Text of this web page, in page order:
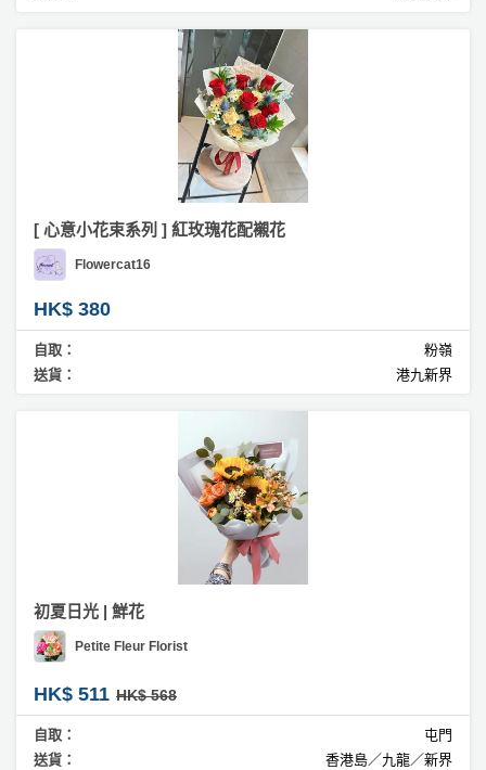
[ 心意小花束系列 ] 紅玫瑰花配襯花
Flowercat16
HK$ 380
自取：
粉嶺
送貨：
港九新界
初夏日光 | 鮮花
Petite Fleur Florist
HK$ 511 HK$ 568
自取：
屯門
送貨：
香港島／九龍／新界